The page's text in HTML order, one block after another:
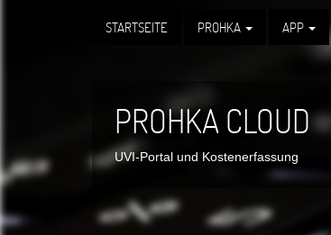
MAIN
STARTSEITE PROHKA APP
PROHKA CLOUD
UVI-Portal und Kostenerfassung